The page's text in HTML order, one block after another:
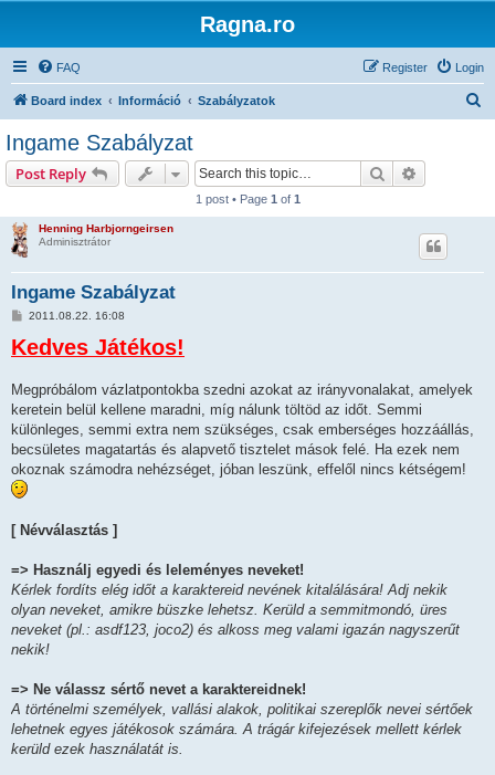
Ragna.ro
FAQ Login
Register
Board index Információ Szabályzatok
Ingame Szabályzat
Post Reply Search
1 post • Page 1 of 1
Henning Harbjorngeirsen
Adminisztrátor
Ingame Szabályzat
P
s
t
2011.08.22. 16:08
Kedves Játékos!
Megpróbálom vázlatpontokba szedni azokat az irányvonalakat, amelyek
keretein belül kellene maradni, míg nálunk töltöd az időt. Semmi
különleges, semmi extra nem szükséges, csak emberséges hozzáállás,
becsületes magatartás és alapvető tisztelet mások felé. Ha ezek nem
okoznak számodra nehézséget, jóban leszünk, effelől nincs kétségem!
[ Névválasztás ]
=> Használj egyedi és leleményes neveket!
Kérlek fordíts elég időt a karaktereid nevének kitalálására! Adj nekik
olyan neveket, amikre büszke lehetsz. Kerüld a semmitmondó, üres
neveket (pl.: asdf123, joco2) és alkoss meg valami igazán nagyszerűt
nekik!
=> Ne válassz sértő nevet a karaktereidnek!
A történelmi személyek, vallási alakok, politikai szereplők nevei sértőek
lehetnek egyes játékosok számára. A trágár kifejezések mellett kérlek
kerüld ezek használatát is.